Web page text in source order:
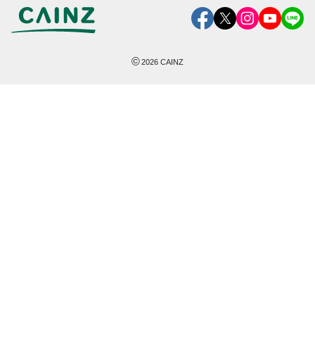
©2026 CAINZ